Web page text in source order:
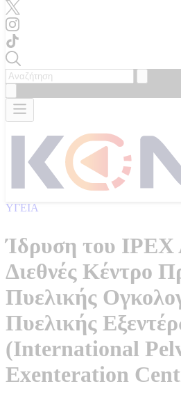
ΥΓΕΙΑ
Ίδρυση του IPEX
Διεθνές Κέντρο
Πυελικής
Πυελικής
(International
Exenteration